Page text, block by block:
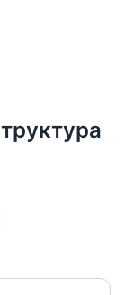
Элитной